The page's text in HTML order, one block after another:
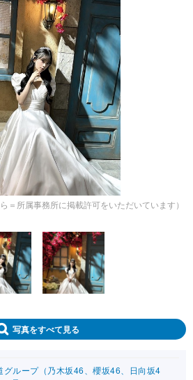
＝所属事務所に掲載許可をいただいています）
写真をすべて見る
グループ（乃木坂46、櫻坂46、日向坂4